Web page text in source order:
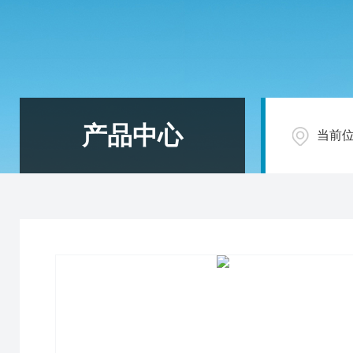
产品中心 当前